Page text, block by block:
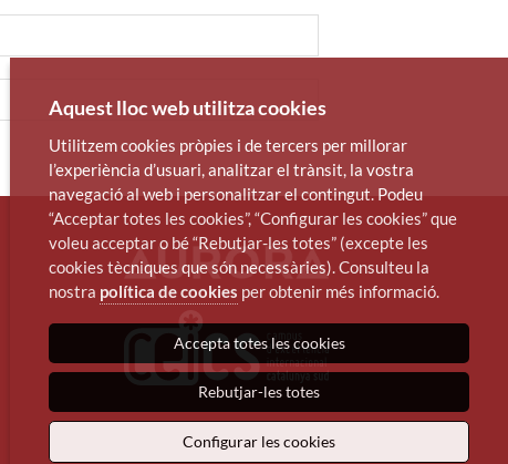
Aquest lloc web utilitza cookies
Utilitzem cookies pròpies i de tercers per millorar
l’experiència d’usuari, analitzar el trànsit, la vostra
navegació al web i personalitzar el contingut. Podeu
“Acceptar totes les cookies”, “Configurar les cookies” que
voleu acceptar o bé “Rebutjar-les totes” (excepte les
cookies tècniques que són necessàries). Consulteu la
nostra política de cookies per obtenir més informació.
Accepta totes les cookies
Rebutjar-les totes
Configurar les cookies